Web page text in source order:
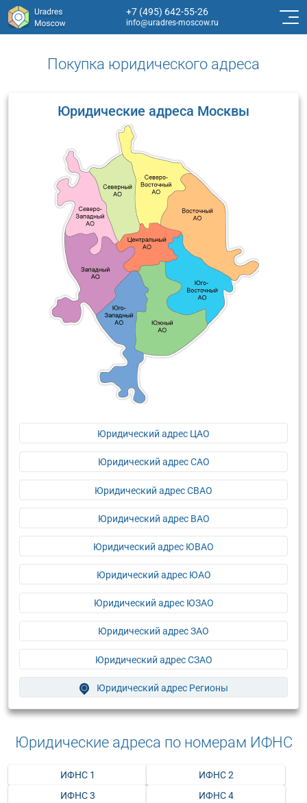
+7 (495) 642-55-26
info@uradres-moscow.ru
Покупка юридического адреса
Юридические адреса Москвы
Юридический адрес ЦАО
Юридический адрес САО
Юридический адрес СВАО
Юридический адрес ВАО
Юридический адрес ЮВАО
Юридический адрес ЮАО
Юридический адрес ЮЗАО
Юридический адрес ЗАО
Юридический адрес СЗАО
Юридический адрес Регионы
Юридические адреса по номерам ИФНС
ИФНС 1
ИФНС 2
ИФНС 3
ИФНС 4